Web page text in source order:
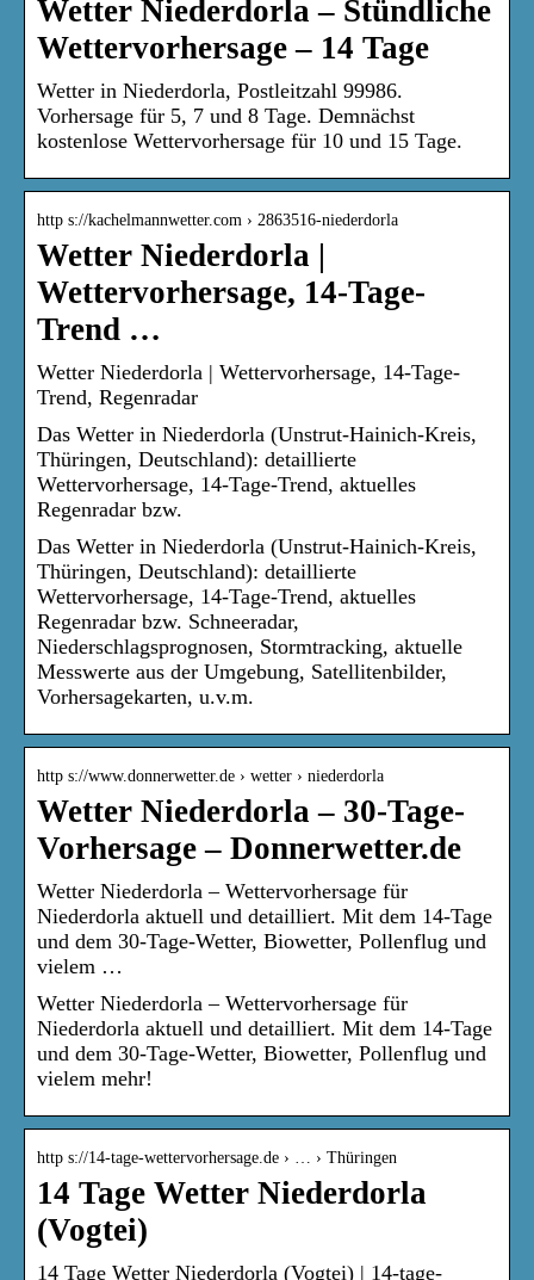
Wetter Niederdorla – Stündliche
Wettervorhersage – 14 Tage
Wetter in Niederdorla, Postleitzahl 99986.
Vorhersage für 5, 7 und 8 Tage. Demnächst
kostenlose Wettervorhersage für 10 und 15 Tage.
http s://kachelmannwetter.com › 2863516-niederdorla
Wetter Niederdorla |
Wettervorhersage, 14-Tage-
Trend …
Wetter Niederdorla | Wettervorhersage, 14-Tage-
Trend, Regenradar
Das Wetter in Niederdorla (Unstrut-Hainich-Kreis,
Thüringen, Deutschland): detaillierte
Wettervorhersage, 14-Tage-Trend, aktuelles
Regenradar bzw.
Das Wetter in Niederdorla (Unstrut-Hainich-Kreis,
Thüringen, Deutschland): detaillierte
Wettervorhersage, 14-Tage-Trend, aktuelles
Regenradar bzw. Schneeradar,
Niederschlagsprognosen, Stormtracking, aktuelle
Messwerte aus der Umgebung, Satellitenbilder,
Vorhersagekarten, u.v.m.
http s://www.donnerwetter.de › wetter › niederdorla
Wetter Niederdorla – 30-Tage-
Vorhersage – Donnerwetter.de
Wetter Niederdorla – Wettervorhersage für
Niederdorla aktuell und detailliert. Mit dem 14-Tage
und dem 30-Tage-Wetter, Biowetter, Pollenflug und
vielem …
Wetter Niederdorla – Wettervorhersage für
Niederdorla aktuell und detailliert. Mit dem 14-Tage
und dem 30-Tage-Wetter, Biowetter, Pollenflug und
vielem mehr!
http s://14-tage-wettervorhersage.de › … › Thüringen
14 Tage Wetter Niederdorla
(Vogtei)
14 Tage Wetter Niederdorla (Vogtei) | 14-tage-